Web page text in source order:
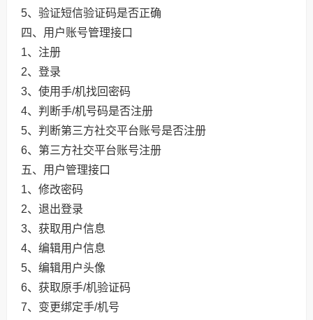
5、验证短信验证码是否正确
四、用户账号管理接口
1、注册
2、登录
3、使用手/机找回密码
4、判断手/机号码是否注册
5、判断第三方社交平台账号是否注册
6、第三方社交平台账号注册
五、用户管理接口
1、修改密码
2、退出登录
3、获取用户信息
4、编辑用户信息
5、编辑用户头像
6、获取原手/机验证码
7、变更绑定手/机号